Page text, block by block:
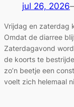
jul 26, 2026
Vrijdag en zaterdag
Omdat de diarree
Zaterdagavond
de koorts te
zo’n beetje een
voelt zich helemaal